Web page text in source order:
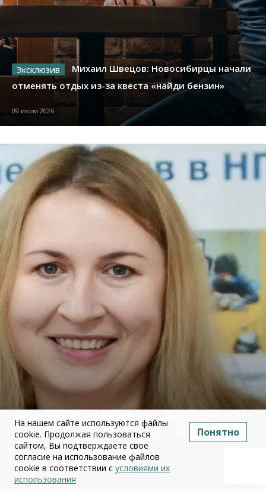
Михаил Швецов: Новосибирцы начали
отменять отдых из-за квеста «найди бензин»
09 июля 2026
истории и обществознанию — это эволюция, а не
революция
02 июля 2026
На нашем сайте используются файлы
cookie. Продолжая пользоваться
сайтом, Вы подтверждаете свое
согласие на использование файлов
cookie в соответствии с условиями их
использования
Понятно